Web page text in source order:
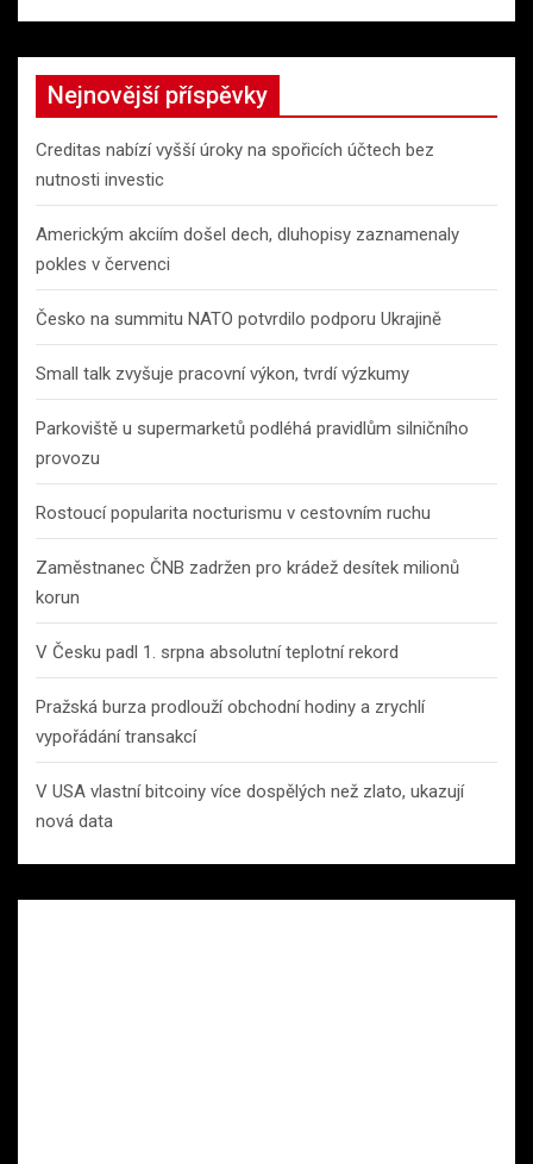
Nejnovější příspěvky
Creditas nabízí vyšší úroky na spořicích účtech bez
nutnosti investic
Americkým akciím došel dech, dluhopisy zaznamenaly
pokles v červenci
Česko na summitu NATO potvrdilo podporu Ukrajině
Small talk zvyšuje pracovní výkon, tvrdí výzkumy
Parkoviště u supermarketů podléhá pravidlům silničního
provozu
Rostoucí popularita nocturismu v cestovním ruchu
Zaměstnanec ČNB zadržen pro krádež desítek milionů
korun
V Česku padl 1. srpna absolutní teplotní rekord
Pražská burza prodlouží obchodní hodiny a zrychlí
vypořádání transakcí
V USA vlastní bitcoiny více dospělých než zlato, ukazují
nová data